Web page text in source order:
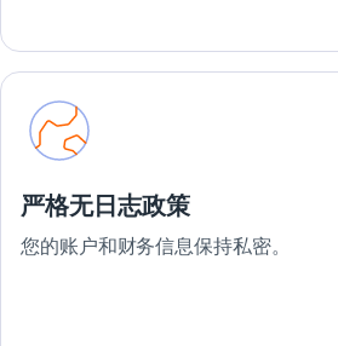
严格无日志政策
您的账户和财务信息保持私密。